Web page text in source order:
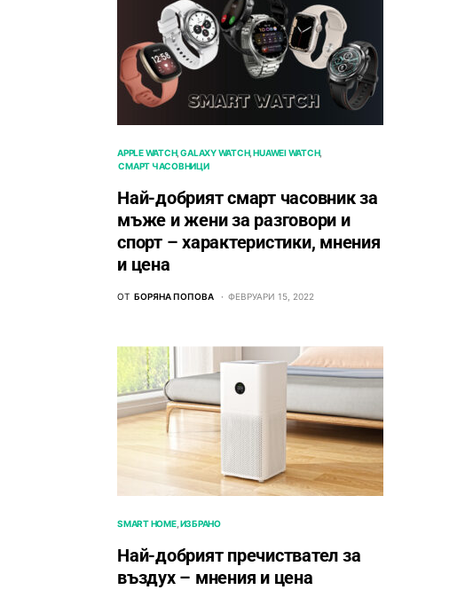
APPLE WATCH GALAXY WATCH HUAWEI WATCH
СМАРТ ЧАСОВНИЦИ
Най-добрият смарт часовник за
мъже и жени за разговори и
спорт – характеристики, мнения
и цена
ОТ БОРЯНА ПОПОВА ФЕВРУАРИ 15, 2022
SMART HOME ИЗБРАНО
Най-добрият пречиствател за
въздух – мнения и цена